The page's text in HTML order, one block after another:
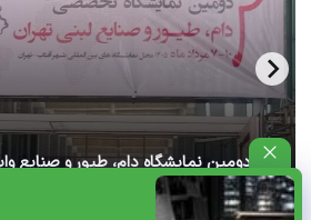
آغاز دومین نمایشگاه دام، طیور و صنایع
تهران+ ویدئو